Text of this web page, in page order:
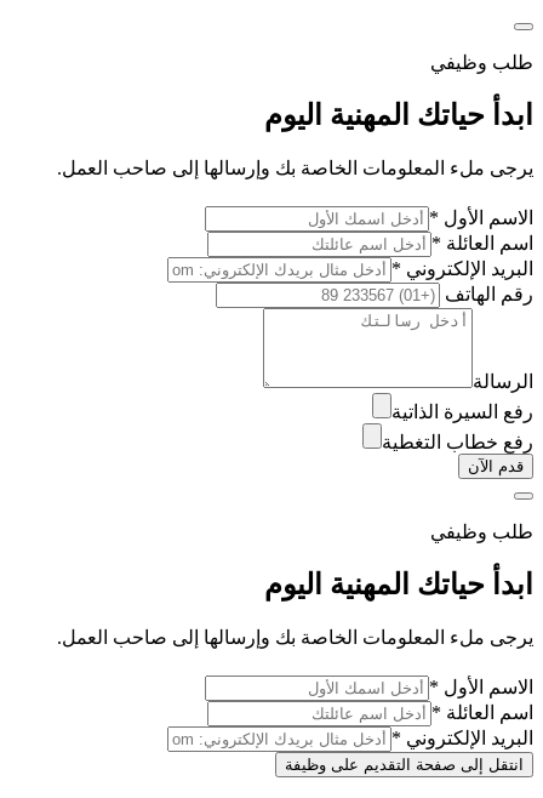
طلب وظيفي
ابدأ حياتك المهنية اليوم
يرجى ملء المعلومات الخاصة بك وإرسالها إلى صاحب العمل.
الاسم الأول *
اسم العائلة *
البريد الإلكتروني *
رقم الهاتف
الرسالة
رفع السيرة الذاتية
رفع خطاب التغطية
قدم الآن
طلب وظيفي
ابدأ حياتك المهنية اليوم
يرجى ملء المعلومات الخاصة بك وإرسالها إلى صاحب العمل.
الاسم الأول *
اسم العائلة *
البريد الإلكتروني *
انتقل إلى صفحة التقديم على وظيفة